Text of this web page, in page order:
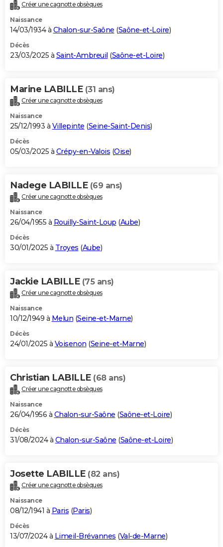
Créer une cagnotte obsèques
Naissance
14/03/1934 à Chalon-sur-Saône (Saône-et-Loire)
Décès
23/03/2025 à Saint-Ambreuil (Saône-et-Loire)
Marine LABILLE (31 ans)
Créer une cagnotte obsèques
Naissance
25/12/1993 à Villepinte (Seine-Saint-Denis)
Décès
05/03/2025 à Crépy-en-Valois (Oise)
Nadege LABILLE (69 ans)
Créer une cagnotte obsèques
Naissance
26/04/1955 à Rouilly-Saint-Loup (Aube)
Décès
30/01/2025 à Troyes (Aube)
Jackie LABILLE (75 ans)
Créer une cagnotte obsèques
Naissance
10/12/1949 à Melun (Seine-et-Marne)
Décès
24/01/2025 à Voisenon (Seine-et-Marne)
Christian LABILLE (68 ans)
Créer une cagnotte obsèques
Naissance
26/04/1956 à Chalon-sur-Saône (Saône-et-Loire)
Décès
31/08/2024 à Chalon-sur-Saône (Saône-et-Loire)
Josette LABILLE (82 ans)
Créer une cagnotte obsèques
Naissance
08/12/1941 à Paris (Paris)
Décès
13/07/2024 à Limeil-Brévannes (Val-de-Marne)